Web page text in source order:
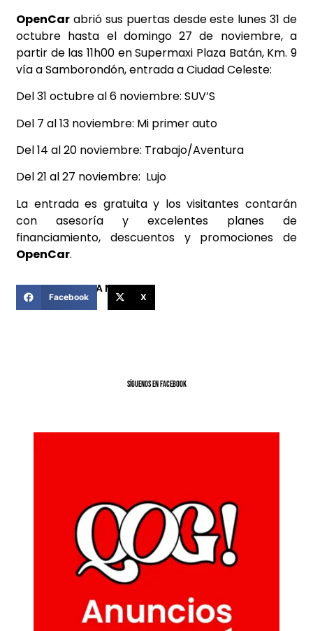
OpenCar abrió sus puertas desde este lunes 31 de
octubre hasta el domingo 27 de noviembre, a
partir de las 11h00 en Supermaxi Plaza Batán, Km. 9
vía a Samborondón, entrada a Ciudad Celeste:
Del 31 octubre al 6 noviembre: SUV’S
Del 7 al 13 noviembre: Mi primer auto
Del 14 al 20 noviembre: Trabajo/Aventura
Del 21 al 27 noviembre: Lujo
La entrada es gratuita y los visitantes contarán
con asesoría y excelentes planes de
financiamiento, descuentos y promociones de
OpenCar.
COMPARTIR ESTA NOTICIA
Facebook X
SíGUENOS EN FACEBOOK